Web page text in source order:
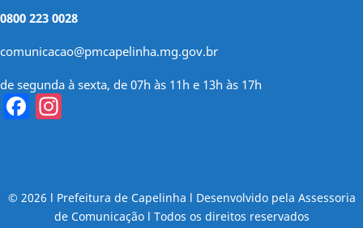
0800 223 0028
comunicacao@pmcapelinha.mg.gov.br
de segunda à sexta, de 07h às 11h e 13h às 17h
Facebook
© 2026 l Prefeitura de Capelinha l Desenvolvido pela Assessoria
de Comunicação l Todos os direitos reservados